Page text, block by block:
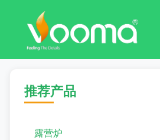
认证
案例研究
推荐产品
露营炉